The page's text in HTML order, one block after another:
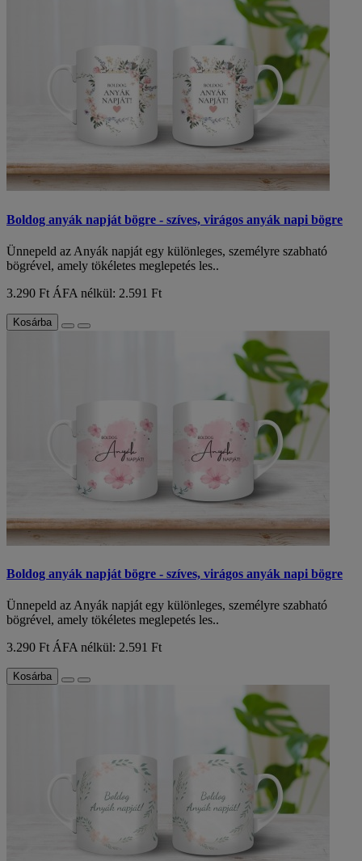
Boldog anyák napját bögre - szíves, virágos anyák napi bögre
Ünnepeld az Anyák napját egy különleges, személyre szabható
bögrével, amely tökéletes meglepetés les..
3.290 Ft ÁFA nélkül: 2.591 Ft
Kosárba
Boldog anyák napját bögre - szíves, virágos anyák napi bögre
Ünnepeld az Anyák napját egy különleges, személyre szabható
bögrével, amely tökéletes meglepetés les..
3.290 FtÁFA nélkül: 2.591 Ft
Kosárba